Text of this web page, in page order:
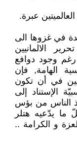
عبرة.
في غزوها الى
الالمانيين
رغم وجود دوافع
الهامة, فإن
في أن تكون
الإستناد إلى
الناس من بؤس
ما يدّعيه هتلر
و الكرامة ..